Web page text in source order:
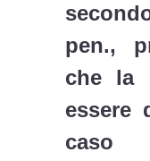
pen.,
che la
essere
caso